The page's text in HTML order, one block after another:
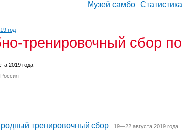
Музей самбо
год
тренировочный сбор
2019 года
тренировочный сбор 19—22 августа 2019 года